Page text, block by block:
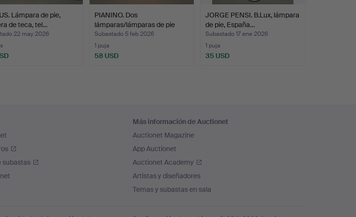
Lámpara de pie,
de teca, tel…
22 may 2026
PIANINO. Dos
lámparas/lámparas de pie
posm…
Subastado 5 feb 2026
1 puja
58 USD
JORGE PENSI. B.Lux, lámpara
de pie, España…
Subastado 17 ene 2026
1 puja
35 USD
subastas
Más información de Auctionet
Auctionet Magazine
App Auctionet
Auctionet Academy
Artistas y diseñadores
Temas y subastas en sala